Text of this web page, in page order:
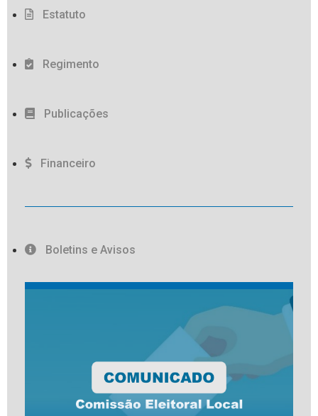
Estatuto
Regimento
Publicações
Financeiro
Boletins e Avisos